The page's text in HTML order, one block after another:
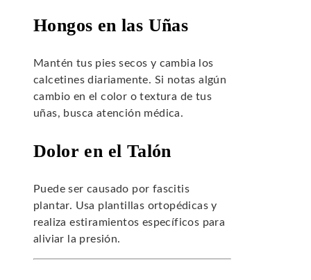
Hongos en las Uñas
Mantén tus pies secos y cambia los
calcetines diariamente. Si notas algún
cambio en el color o textura de tus
uñas, busca atención médica.
Dolor en el Talón
Puede ser causado por fascitis
plantar. Usa plantillas ortopédicas y
realiza estiramientos específicos para
aliviar la presión.